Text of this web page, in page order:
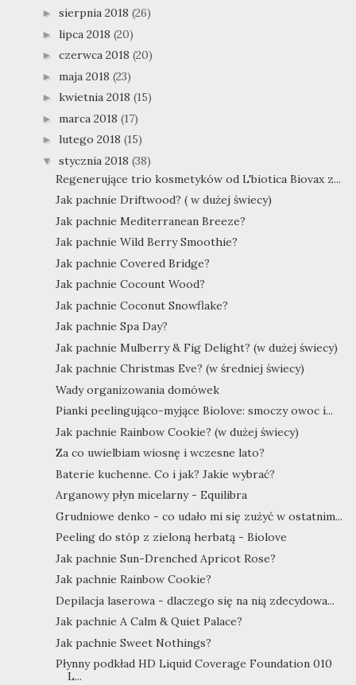
► sierpnia 2018 (26)
► lipca 2018 (20)
► czerwca 2018 (20)
► maja 2018 (23)
► kwietnia 2018 (15)
► marca 2018 (17)
► lutego 2018 (15)
▼ stycznia 2018 (38)
Regenerujące trio kosmetyków od L'biotica Biovax z...
Jak pachnie Driftwood? ( w dużej świecy)
Jak pachnie Mediterranean Breeze?
Jak pachnie Wild Berry Smoothie?
Jak pachnie Covered Bridge?
Jak pachnie Cocount Wood?
Jak pachnie Coconut Snowflake?
Jak pachnie Spa Day?
Jak pachnie Mulberry & Fig Delight? (w dużej świecy)
Jak pachnie Christmas Eve? (w średniej świecy)
Wady organizowania domówek
Pianki peelingująco-myjące Biolove: smoczy owoc i...
Jak pachnie Rainbow Cookie? (w dużej świecy)
Za co uwielbiam wiosnę i wczesne lato?
Baterie kuchenne. Co i jak? Jakie wybrać?
Arganowy płyn micelarny - Equilibra
Grudniowe denko - co udało mi się zużyć w ostatnim...
Peeling do stóp z zieloną herbatą - Biolove
Jak pachnie Sun-Drenched Apricot Rose?
Jak pachnie Rainbow Cookie?
Depilacja laserowa - dlaczego się na nią zdecydowa...
Jak pachnie A Calm & Quiet Palace?
Jak pachnie Sweet Nothings?
Płynny podkład HD Liquid Coverage Foundation 010
L...